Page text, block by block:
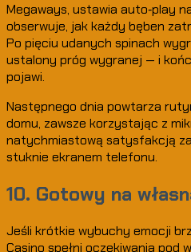
Megaways, ustawia auto‑play
obserwuje, jak każdy bęben
Po pięciu udanych spinach
ustalony próg wygranej — i
pojawi.
Następnego dnia powtarza
domu, zawsze korzystając z
natychmiastową satysfakcją
stuknie ekranem telefonu.
10. Gotowy na
Jeśli krótkie wybuchy emocji
Casino spełni oczekiwania pod